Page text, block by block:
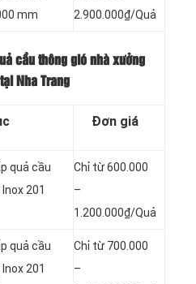
mm
2.900.000₫/Quả
cầu thông gió nhà xưởng
Nha Trang
Đơn giá
quả cầu
201
Chỉ từ 600.000
–
1.200.000₫/Quả
quả cầu
201
Chỉ từ 700.000
–